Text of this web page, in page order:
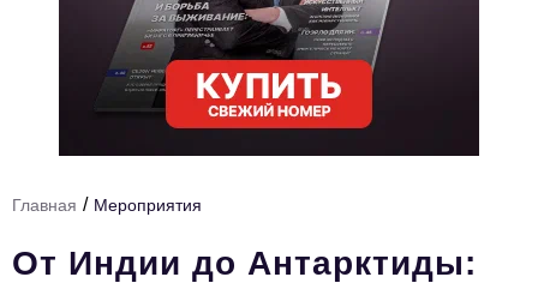
Ниши и рынки
Технологии и тренды
Тема номера
HR
Главная / Мероприятия
От Индии до Антарктиды: